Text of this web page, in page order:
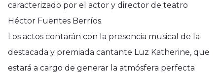
caracterizado por el actor y director de teatro
Héctor Fuentes Berríos.
Los actos contarán con la presencia musical de la
destacada y premiada cantante Luz Katherine, que
estará a cargo de generar la atmósfera perfecta